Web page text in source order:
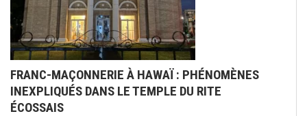
FRANC-MAÇONNERIE À HAWAÏ : PHÉNOMÈNES
INEXPLIQUÉS DANS LE TEMPLE DU RITE
ÉCOSSAIS